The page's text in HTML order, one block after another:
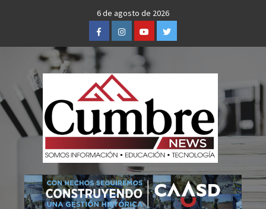
6 de agosto de 2026
FacebookInstagramYoutubeTwitter